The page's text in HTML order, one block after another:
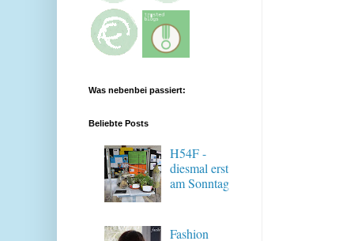
Was nebenbei passiert:
Beliebte Posts
H54F -
diesmal erst
am Sonntag
Fashion